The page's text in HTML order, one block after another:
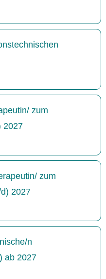
zum
2027
zum
2027
n
ab 2027